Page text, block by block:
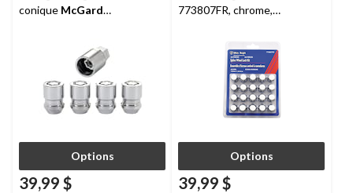
conique McGard
Options
39,99 $
773807FR, chrome,
Options
39,99 $